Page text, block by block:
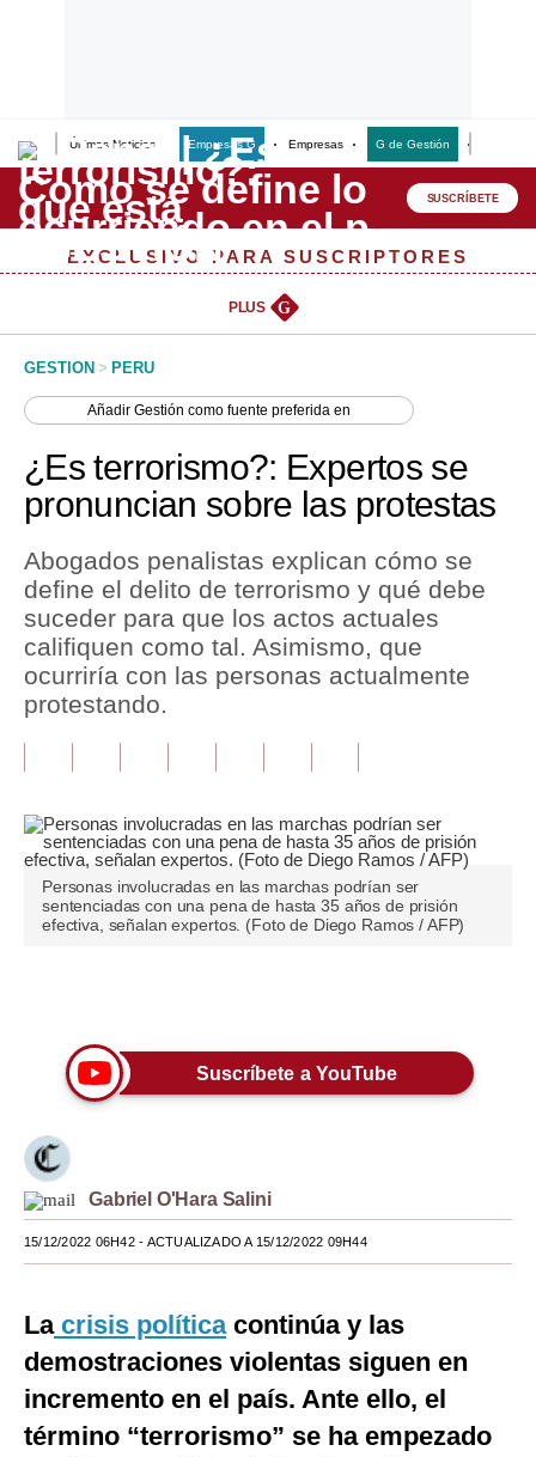
Últimas Noticias Empresas G Empresas G de Gestión
Lo último
Peru Quiosco
Management & Empleo
Perú
Tu Dinero
Finanzas Personales
Inmobiliarias
Plus G
Opinión
Editorial
Pregunta de hoy
Blogs
Viajes
Moda
Estilos
Mundo
EEUU
Internacional
Tecnología
SUSCRÍBETE
EXCLUSIVO PARA SUSCRIPTORES
PLUS G
GESTION > PERU
AñadirGestión como fuente preferida en
¿Es terrorismo?: Expertos se
pronuncian sobre las protestas
Abogados penalistas explican cómo se
define el delito de terrorismo y qué debe
suceder para que los actos actuales
califiquen como tal. Asimismo, que
ocurriría con las personas actualmente
protestando.
Personas involucradas en las marchas podrían ser
sentenciadas con una pena de hasta 35 años de prisión
efectiva, señalan expertos. (Foto de Diego Ramos / AFP)
Suscríbete a YouTube
Gabriel O'Hara Salini
15/12/2022 06H42- ACTUALIZADO A 15/12/2022 09H44
Lacrisis políticacontinúa y las
demostraciones violentas siguen en
incremento en el país. Ante ello, el
término “terrorismo” se ha empezado